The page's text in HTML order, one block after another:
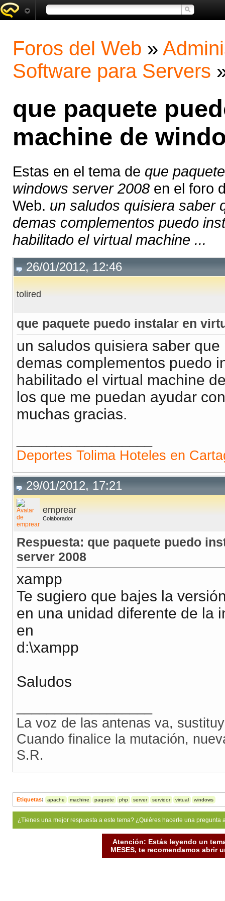
Foros del Web »
Software para Servers
que paquete
machine de
Estas en el tema de que
windows server 2008 en el foro
Web. un saludos quisiera saber
demas complementos puedo
habilitado el virtual machine ...
26/01/2012, 12:46
tolired
que paquete puedo instalar en
un saludos quisiera saber
demas complementos puedo
habilitado el virtual machine
los que me puedan ayudar
muchas gracias.
Deportes Tolima Hoteles en
29/01/2012, 17:21
emprear
Colaborador
Respuesta: que paquete puedo
server 2008
xampp
Te sugiero que bajes la
en una unidad diferente de la
en
d:\xampp
Saludos
La voz de las antenas va,
Cuando finalice la mutación,
S.R.
Etiquetas: apache machine paquete php server servidor virtual windows
¿Tienes una mejor respuesta a este tema? ¿Quiéres hacerle una
Atención: Estás leyendo un
MESES, te recomendamos abrir